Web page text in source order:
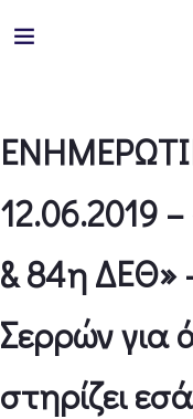
12.06.2019
& 84η ΔΕΘ»
Σερρών για
στηρίζει